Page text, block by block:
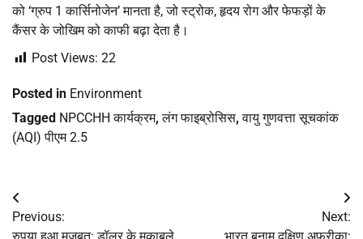
को ‘ग्रुप 1 कार्सिनोजेन’ मानता है, जो स्ट्रोक, हृदय रोग और फेफड़ों के
कैंसर के जोखिम को काफी बढ़ा देता है।
Post Views: 22
Posted in Environment
Tagged NPCCHH कार्यक्रम,लंग फाइब्रोसिस,वायु गुणवत्ता सूचकांक
(AQI) पीएम 2.5
Post
navigation
Previous:
Next: